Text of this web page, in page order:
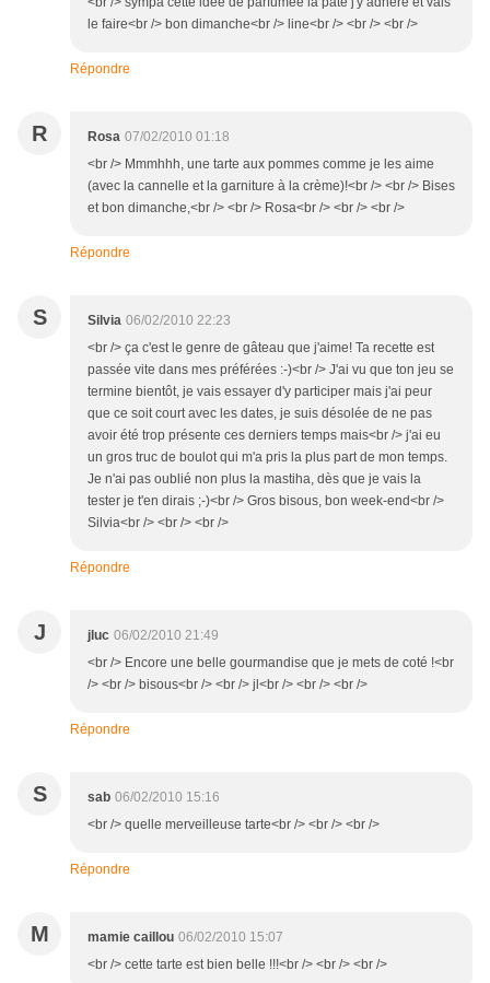
le faire<br /> bon dimanche<br /> line<br /> <br /> <br />
Répondre
R Rosa 07/02/2010 01:18
<br /> Mmmhhh, une tarte aux pommes comme je les aime
(avec la cannelle et la garniture à la crème)!<br /> <br /> Bises
et bon dimanche,<br /> <br /> Rosa<br /> <br /> <br />
Répondre
S Silvia 06/02/2010 22:23
<br /> ça c'est le genre de gâteau que j'aime! Ta recette est
passée vite dans mes préférées :-)<br /> J'ai vu que ton jeu se
termine bientôt, je vais essayer d'y participer mais j'ai peur
que ce soit court avec les dates, je suis désolée de ne pas
avoir été trop présente ces derniers temps mais<br /> j'ai eu
un gros truc de boulot qui m'a pris la plus part de mon temps.
Je n'ai pas oublié non plus la mastiha, dès que je vais la
tester je t'en dirais ;-)<br /> Gros bisous, bon week-end<br />
Silvia<br /> <br /> <br />
Répondre
J jluc 06/02/2010 21:49
<br /> Encore une belle gourmandise que je mets de coté !<br
/> <br /> bisous<br /> <br /> jl<br /> <br /> <br />
Répondre
S sab 06/02/2010 15:16
<br /> quelle merveilleuse tarte<br /> <br /> <br />
Répondre
M mamie caillou 06/02/2010 15:07
<br /> cette tarte est bien belle !!!<br /> <br /> <br />